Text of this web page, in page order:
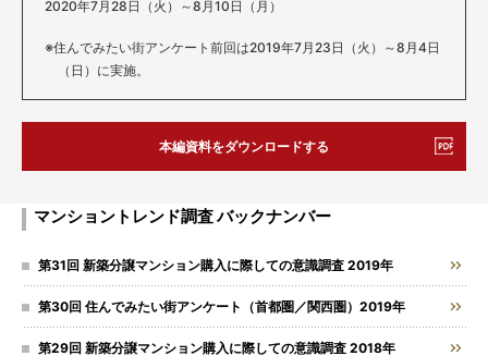
2020年7月28日（火）～8月10日（月）
住んでみたい街アンケート前回は2019年7月23日（火）～8月4日
（日）に実施。
本編資料をダウンロードする
マンショントレンド調査 バックナンバー
第31回 新築分譲マンション購入に際しての意識調査 2019年
第30回 住んでみたい街アンケート（首都圏／関西圏）2019年
第29回 新築分譲マンション購入に際しての意識調査 2018年